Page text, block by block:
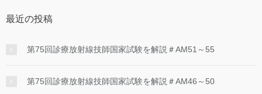
最近の投稿
第75回診療放射線技師国家試験を解説＃AM51～55
第75回診療放射線技師国家試験を解説＃AM46～50